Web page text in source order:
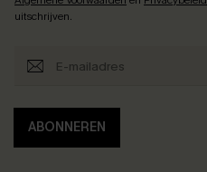
uitschrijven.
ABONNEREN